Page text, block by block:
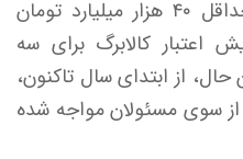
آزادسازی منابع برای تأمین حداقل ۴۰ هزار میلیارد تومان
اعتبار کالابرگ برای سه
از ابتدای سال تاکنون،
از سوی مسئولان مواجه شده